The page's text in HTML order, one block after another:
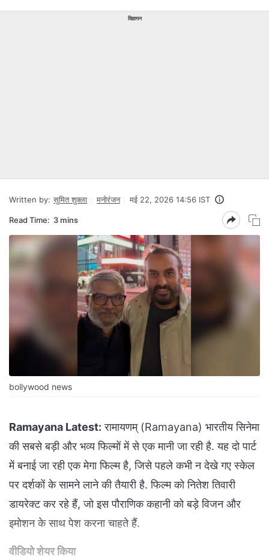
विज्ञापन
Written by: सुमित शुक्ला मनोरंजन मई 22, 2026 14:56 IST
Read Time: 3 mins
bollywood news
Ramayana Latest: रामायणम् (Ramayana) भारतीय सिनेमा
की सबसे बड़ी और भव्य फिल्मों में से एक मानी जा रही है. यह दो पार्ट
में बनाई जा रही एक मेगा फिल्म है, जिसे पहले कभी न देखे गए स्केल
पर दर्शकों के सामने लाने की तैयारी है. फिल्म को नितेश तिवारी
डायरेक्ट कर रहे हैं, जो इस पौराणिक कहानी को बड़े विजन और
इमोशन के साथ पेश करना चाहते हैं.
वीडियो शेयर किया